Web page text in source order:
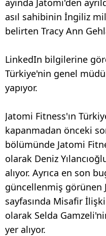
asıl sahibinin İngiliz
belirten Tracy Ann
LinkedIn bilgilerine
Türkiye'nin genel
yapıyor.
Jatomi Fitness'ın
kapanmadan önceki
bölümünde Jatomi
olarak Deniz
alıyor. Ayrıca en son
güncellenmiş görünen
sayfasında Misafir
olarak Selda
yer alıyor.